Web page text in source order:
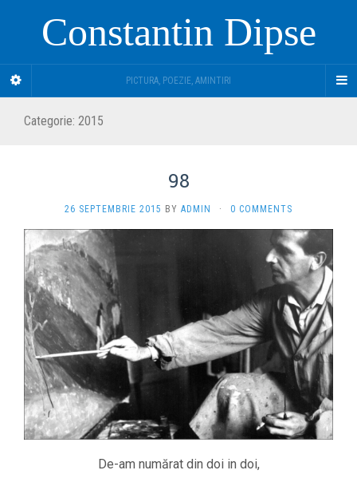
Constantin Dipse
PICTURA, POEZIE, AMINTIRI
Categorie: 2015
98
26 SEPTEMBRIE 2015 BY ADMIN · 0 COMMENTS
De-am numărat din doi in doi,